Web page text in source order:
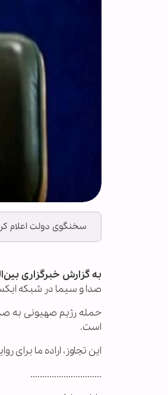
سخنگوی دولت اعلام
به گزارش خبرگزاری
صدا و سیما در شبکه
حمله رژیم صهیونی به
است.
این تجاوز، اراده ما
..............................